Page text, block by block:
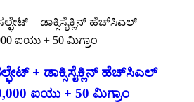
+ ಡಾಕ್ಸಿಸೈಕ್ಲಿನ್ ಹೆಚ್‌ಸಿಎಲ್
ಐಯು + 50 ಮಿಗ್ರಾಂ